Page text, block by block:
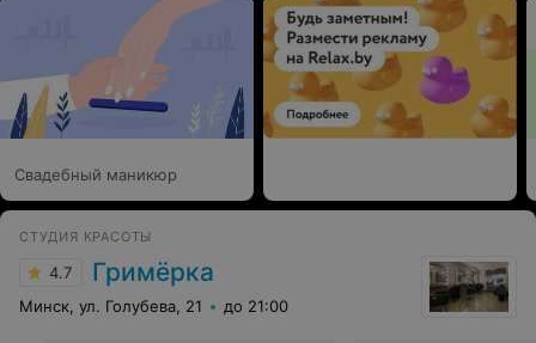
Свадебный маникюр
СТУДИЯ КРАСОТЫ
4.7 Гримёрка
Минск, ул. Голубева, 21 до 21:00